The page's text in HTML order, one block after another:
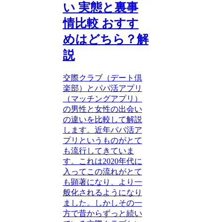
い 実態と裏事
情比較 おすす
めはどちら？解
説
交際クラブ（デート倶
楽部）とパパ活アプリ
（マッチングアプリ）
の男性と女性の出会い
の違いを比較して解説
します。近年パパ活ア
プリというものがとて
も流行してきていま
す。これは2020年代に
入ってこの流れがとて
も顕著になり、より一
般化されるようになり
ました。しかしその一
方で昔からずっと続い